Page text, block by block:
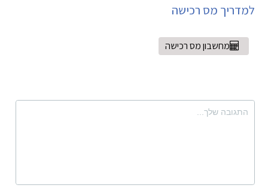
למדריך מס רכישה
מחשבון מס רכישה